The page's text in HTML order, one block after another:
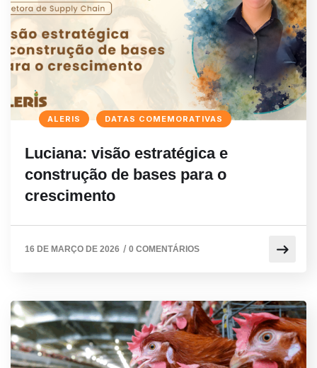
ALERIS DATAS COMEMORATIVAS
Luciana: visão estratégica e
construção de bases para o
crescimento
16 DE MARÇO DE 2026 / 0 COMENTÁRIOS